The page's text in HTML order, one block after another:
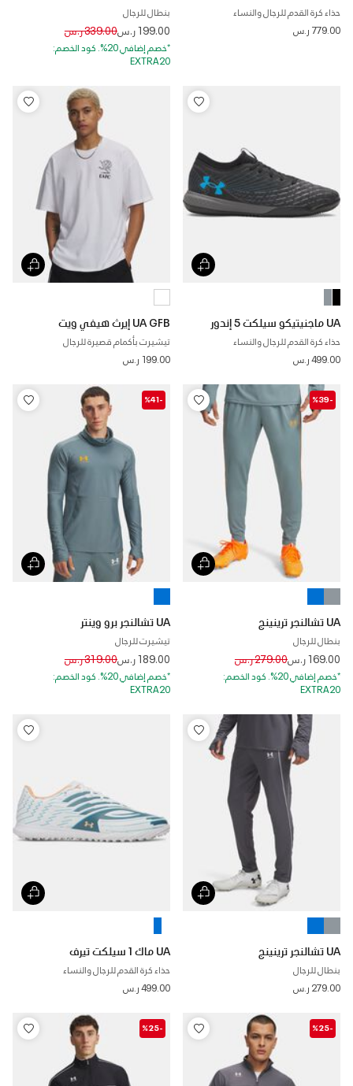
حذاء كرة القدم للرجال والنساء
779.00 ر.س
بنطال للرجال
199.00 ر.س Price reduced from
339.00 ر.س to
*خصم إضافي 20%. كود الخصم:
EXTRA20
UA ماجنيتيكو سيلكت 5 إندور
حذاء كرة القدم للرجال والنساء
499.00 ر.س
UA GFB إيرث هيفي ويت
تيشيرت بأكمام قصيرة للرجال
199.00 ر.س
-%39
UA تشالنجر ترينينج
بنطال للرجال
169.00 ر.س Price reduced from
279.00 ر.س to
*خصم إضافي 20%. كود الخصم:
EXTRA20
-%41
UA تشالنجر برو وينتر
تيشيرت للرجال
189.00 ر.س Price reduced from
319.00 ر.س to
*خصم إضافي 20%. كود الخصم:
EXTRA20
UA تشالنجر ترينينج
بنطال للرجال
279.00 ر.س
UA ماك 1 سيلكت تيرف
حذاء كرة القدم للرجال والنساء
499.00 ر.س
-%25
-%25